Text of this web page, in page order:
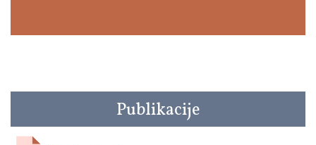
Publikacije